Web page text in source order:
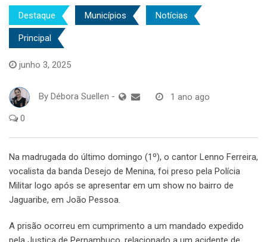
Destaque Municípios Notícias
Principal
junho 3, 2025
By Débora Suellen - 1 ano ago
0
Na madrugada do último domingo (1º), o cantor Lenno Ferreira,
vocalista da banda Desejo de Menina, foi preso pela Polícia
Militar logo após se apresentar em um show no bairro de
Jaguaribe, em João Pessoa.
A prisão ocorreu em cumprimento a um mandado expedido